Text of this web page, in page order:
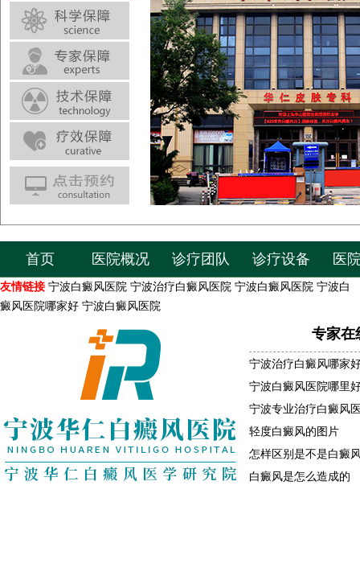
首页 医院概况 诊疗团队 诊疗设备 医
友情链接 宁波白癜风医院 宁波治疗白癜风医院 宁波白癜风医院 宁波白
癜风医院哪家好 宁波白癜风医院
专家在
宁波治疗白癜风哪家
宁波白癜风医院哪里
宁波专业治疗白癜风
轻度白癜风的图片
怎样区别是不是白癜
白癜风是怎么造成的